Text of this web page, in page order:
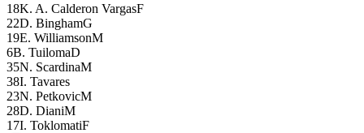
18K. A. Calderon VargasF
22D. BinghamG
19E. WilliamsonM
6B. TuilomaD
35N. ScardinaM
38I. Tavares
23N. PetkovicM
28D. DianiM
17I. ToklomatiF